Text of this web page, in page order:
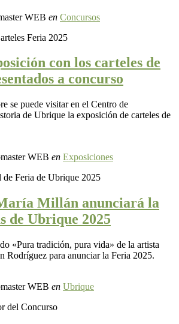
WEB en Concursos
con los carteles de
a concurso
se puede visitar en el Centro de
de Ubrique la exposición de carteles de
WEB en Exposiciones
Millán anunciará la
de Ubrique 2025
«Pura tradición, pura vida» de la artista
Rodríguez para anunciar la Feria 2025.
WEB en Ubrique